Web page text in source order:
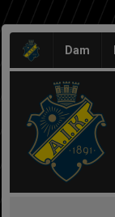
Dam